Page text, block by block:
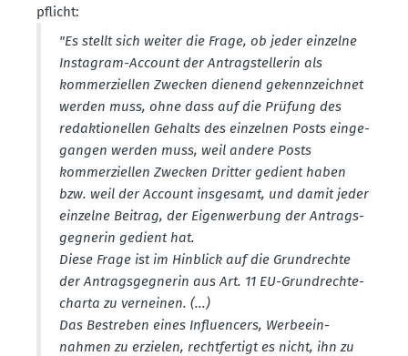
pflicht:
"Es stellt sich weiter die Frage, ob jeder einzelne
Instagram-Account der Antrag­stel­lerin als
kommer­zi­ellen Zwecken dienend gekenn­zeichnet
werden muss, ohne dass auf die Prüfung des
redak­tio­nellen Gehalts des einzelnen Posts einge­
gangen werden muss, weil andere Posts
kommer­zi­ellen Zwecken Dritter gedient haben
bzw. weil der Account insgesamt, und damit jeder
einzelne Beitrag, der Eigen­werbung der Antrags­
geg­nerin gedient hat.
Diese Frage ist im Hinblick auf die Grund­rechte
der Antrags­geg­nerin aus Art. 11 EU-Grund­rech­te­
charta zu verneinen. (...)
Das Bestreben eines Influ­encers, Werbe­ein­
nahmen zu erzielen, recht­fertigt es nicht, ihn zu